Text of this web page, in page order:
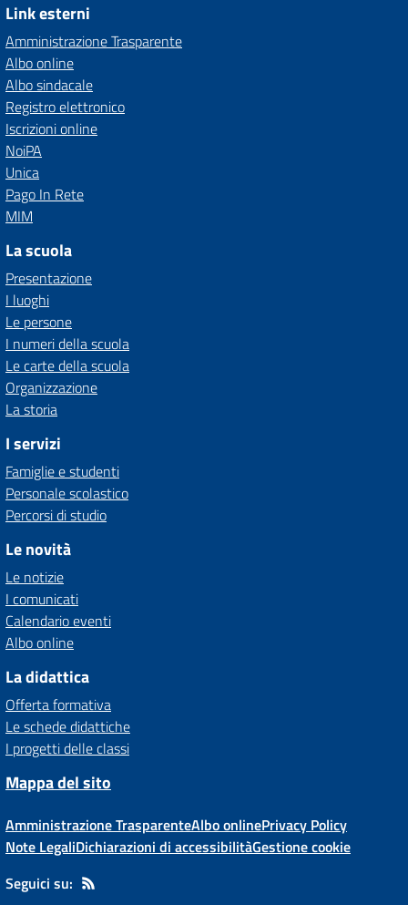
Link esterni
Amministrazione Trasparente
Albo online
Albo sindacale
Registro elettronico
Iscrizioni online
NoiPA
Unica
Pago In Rete
MIM
La scuola
Presentazione
I luoghi
Le persone
I numeri della scuola
Le carte della scuola
Organizzazione
La storia
I servizi
Famiglie e studenti
Personale scolastico
Percorsi di studio
Le novità
Le notizie
I comunicati
Calendario eventi
Albo online
La didattica
Offerta formativa
Le schede didattiche
I progetti delle classi
Mappa del sito
Amministrazione TrasparenteAlbo onlinePrivacy Policy
Note LegaliDichiarazioni di accessibilitàGestione cookie
Seguici su: